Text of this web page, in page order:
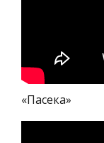
«Пасека»